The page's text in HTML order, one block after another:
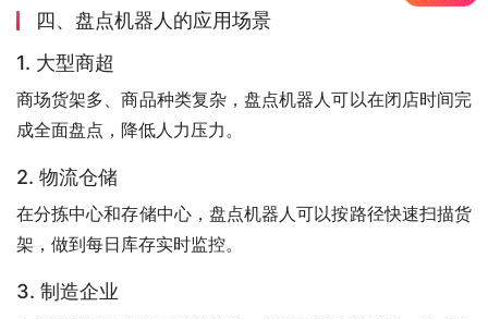
四、盘点机器人的应用场景
1. 大型商超
商场货架多、商品种类复杂，盘点机器人可以在闭店时间完
成全面盘点，降低人力压力。
2. 物流仓储
在分拣中心和存储中心，盘点机器人可以按路径快速扫描货
架，做到每日库存实时监控。
3. 制造企业